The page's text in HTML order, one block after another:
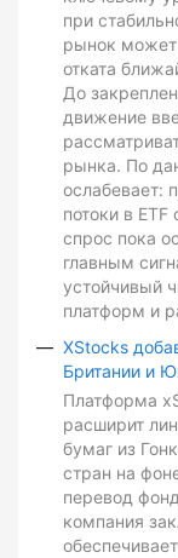
при
рынок может
отката
До
движение
рынка. По
ослабевает:
потоки в
спрос пока
главным
устойчивый
платформ и
XStocks
Британии и
Платформа
расширит
бумаг из
стран на
перевод
компания